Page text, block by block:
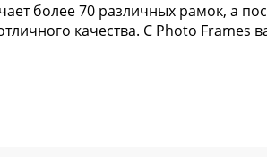
более 70 различных рамок, а
качества. C Photo Frames